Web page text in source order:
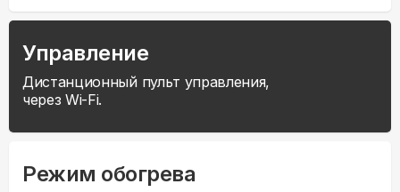
Управление
Дистанционный пульт управления,
через Wi-Fi.
Режим обогрева